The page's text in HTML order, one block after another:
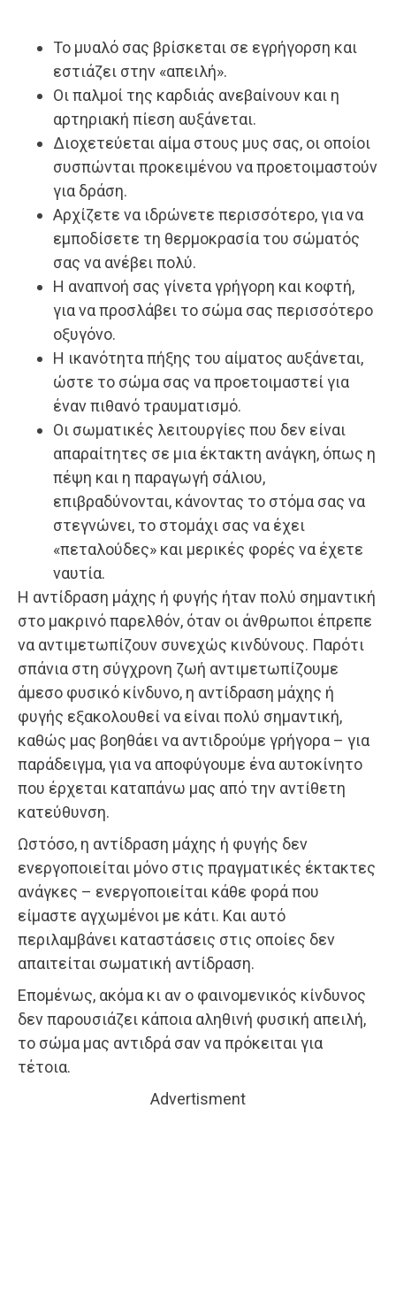
Το μυαλό σας βρίσκεται σε εγρήγορση και
εστιάζει στην «απειλή».
Οι παλμοί της καρδιάς ανεβαίνουν και η
αρτηριακή πίεση αυξάνεται.
Διοχετεύεται αίμα στους μυς σας, οι οποίοι
συσπώνται προκειμένου να προετοιμαστούν
για δράση.
Αρχίζετε να ιδρώνετε περισσότερο, για να
εμποδίσετε τη θερμοκρασία του σώματός
σας να ανέβει πολύ.
Η αναπνοή σας γίνετα γρήγορη και κοφτή,
για να προσλάβει το σώμα σας περισσότερο
οξυγόνο.
Η ικανότητα πήξης του αίματος αυξάνεται,
ώστε το σώμα σας να προετοιμαστεί για
έναν πιθανό τραυματισμό.
Οι σωματικές λειτουργίες που δεν είναι
απαραίτητες σε μια έκτακτη ανάγκη, όπως η
πέψη και η παραγωγή σάλιου,
επιβραδύνονται, κάνοντας το στόμα σας να
στεγνώνει, το στομάχι σας να έχει
«πεταλούδες» και μερικές φορές να έχετε
ναυτία.
Η αντίδραση μάχης ή φυγής ήταν πολύ σημαντική
στο μακρινό παρελθόν, όταν οι άνθρωποι έπρεπε
να αντιμετωπίζουν συνεχώς κινδύνους. Παρότι
σπάνια στη σύγχρονη ζωή αντιμετωπίζουμε
άμεσο φυσικό κίνδυνο, η αντίδραση μάχης ή
φυγής εξακολουθεί να είναι πολύ σημαντική,
καθώς μας βοηθάει να αντιδρούμε γρήγορα – για
παράδειγμα, για να αποφύγουμε ένα αυτοκίνητο
που έρχεται καταπάνω μας από την αντίθετη
κατεύθυνση.
Ωστόσο, η αντίδραση μάχης ή φυγής δεν
ενεργοποιείται μόνο στις πραγματικές έκτακτες
ανάγκες – ενεργοποιείται κάθε φορά που
είμαστε αγχωμένοι με κάτι. Και αυτό
περιλαμβάνει καταστάσεις στις οποίες δεν
απαιτείται σωματική αντίδραση.
Επομένως, ακόμα κι αν ο φαινομενικός κίνδυνος
δεν παρουσιάζει κάποια αληθινή φυσική απειλή,
το σώμα μας αντιδρά σαν να πρόκειται για
τέτοια.
Advertisment